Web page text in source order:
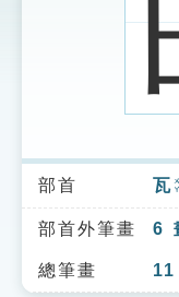
索引選單
知識索引
單字索引
部首 瓦ㄨ
部首外筆畫 6
總筆畫 11